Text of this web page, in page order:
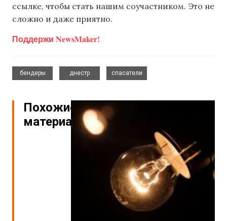
ссылке, чтобы стать нашим соучастником. Это не
сложно и даже приятно.
Поддержи NewsMaker!
бендеры
днестр
спасатели
Похожие
материалы